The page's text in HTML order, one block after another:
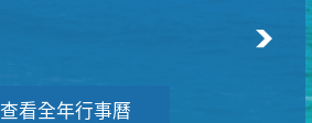
查看全年行事曆